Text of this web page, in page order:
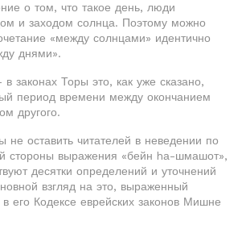
о том, что такое день, люди
и заходом солнца. Поэтому можно
«между солнцами» идентично
днями».
законах Торы это, как уже сказано,
период времени между окончанием
другого.
не оставить читателей в неведении по
стороны выражения «бейн hа-шмашот»,
десятки определений и уточнений
взгляд на это, выраженный
его Кодексе еврейских законов Мишне